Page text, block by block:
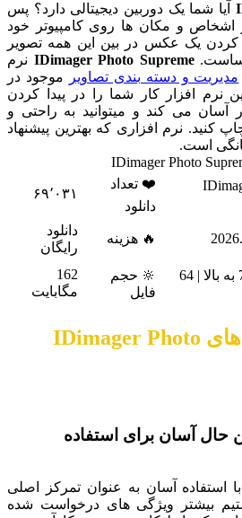
آیا شما یک دوربین دیجیتالی دارد؟ پس
اشخاص و مکان ها روی کامپیوتر خود
کردن یک عکس در بین این همه تصویر
IDimager Photo Supreme نرم
مدیریت و دسته بندی تصاویر
موجود در
نرم افزار کار شما را در پیدا کردن
می کند و میتوانید به راحتی و
کنید. نرم افزاری که بهترین پیشنهاد
است.
❤️ تعداد
دانلود
۶۹٬۰۳۱
🔥 هزینه
دانلود
رایگان
ویندوز 7 به بالا | 64
🔆 حجم
فایل
162
مگابایت
مروری بر قابلیت های IDimager Photo
حال آسان برای استفاده
استفاده آسان به عنوان تمرکز اصلی
بیشتر ویژگی های درخواست شده